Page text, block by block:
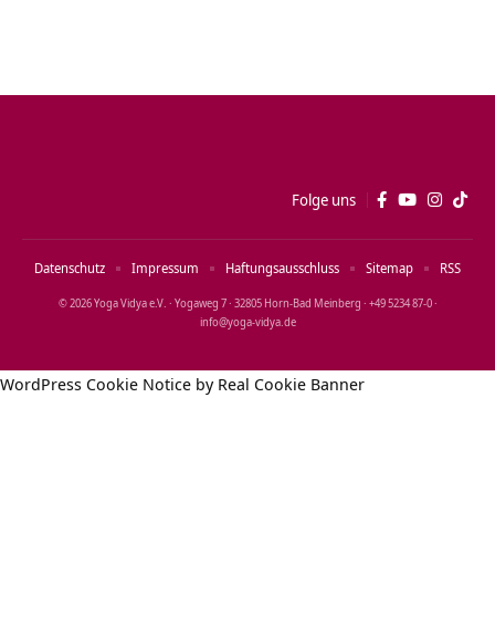
Folge uns
© 2026 Yoga Vidya e.V. · Yogaweg 7 · 32805 Horn‑Bad Meinberg · +49 5234 87‑0 ·
info@yoga‑vidya.de
Datenschutz Impressum Haftungsausschluss Sitemap RSS
WordPress Cookie Notice by Real Cookie Banner